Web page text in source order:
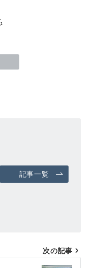
記事一覧
次の記事